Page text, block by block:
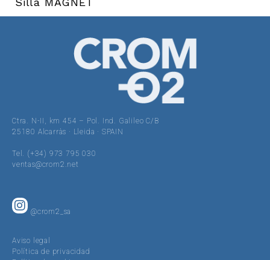
Ctra. N-II, km 454 – Pol. Ind. Galileo C/B
25180 Alcarràs · Lleida · SPAIN
Tel. (+34) 973 795 030
ventas@crom2.net
@crom2_sa
Aviso legal
Política de privacidad